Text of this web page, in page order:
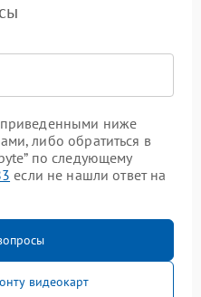
ниже
либо обратиться в
по следующему
если не нашли ответ на
видеокарт